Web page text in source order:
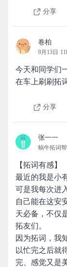
分享
卷柏
9月13日
今天和同学们
在车上刷刷拓
分享
张一一
蜗牛拓词帮
【拓词有感】
最近的我是小
可是我每次进
自己能在这安
天必备，不仅
拓友们。
因为拓词，我
以忙完之后就
完、感觉又是